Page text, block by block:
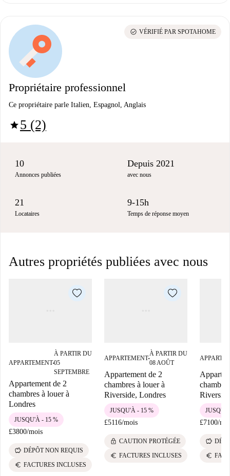
Propriétaire professionnel
Ce propriétaire parle Italien, Espagnol, Anglais
star5 (2)
check_circle VÉRIFIÉ PAR SPOTAHOME
10
Annonces publiées
Depuis 2021
avec nous
21
Locataires
9-15h
Temps de réponse moyen
Autres propriétés publiées avec nous
APPARTEMENT■
À PARTIR DU
05
SEPTEMBRE
Appartement de 2
chambres à louer à
Londres
£3800/mois
JUSQU'À - 15 %
savings DÉPÔT NON REQUIS
euro FACTURES INCLUSES
APPARTEMENT■
À PARTIR DU
08 AOÛT
Appartement de 2
chambres à louer à
Riverside, Londres
£5116/mois
JUSQU'À - 15 %
lock CAUTION PROTÉGÉE
euro FACTURES INCLUSES
£7100/
savings
euro